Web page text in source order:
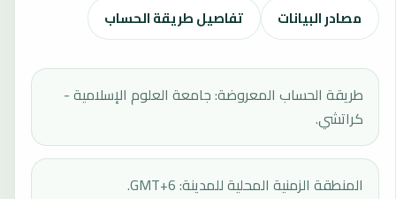
مصادر البيانات تفاصيل طريقة الحساب
طريقة الحساب المعروضة: جامعة العلوم الإسلامية -
كراتشي.
المنطقة الزمنية المحلية للمدينة: GMT+6.